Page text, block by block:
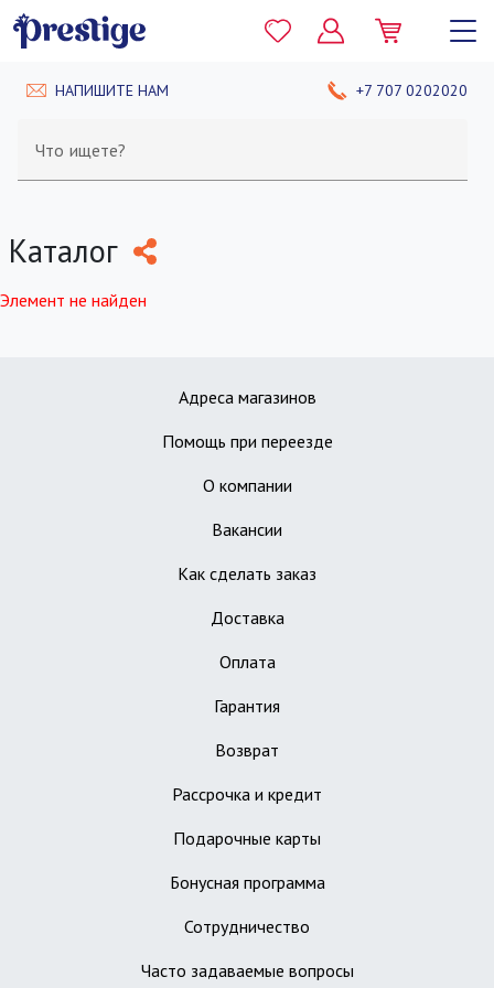
НАПИШИТЕ НАМ +7 707 0202020
Что ищете?
Каталог
Элемент не найден
Адреса магазинов
Помощь при переезде
О компании
Вакансии
Как сделать заказ
Доставка
Оплата
Гарантия
Возврат
Рассрочка и кредит
Подарочные карты
Бонусная программа
Сотрудничество
Часто задаваемые вопросы